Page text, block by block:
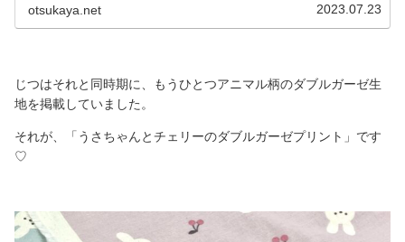
otsukaya.net 2023.07.23
じつはそれと同時期に、もうひとつアニマル柄のダブルガーゼ生
地を掲載していました。
それが、「うさちゃんとチェリーのダブルガーゼプリント」です
♡